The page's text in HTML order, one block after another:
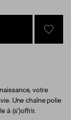
SIGN
votre
Une chaîne polie
à (s')offrir.